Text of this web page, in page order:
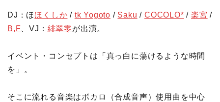
DJ：ほほくしか / tk Yogoto / Saku /COCOLO* /楽宮 /
B,F 、VJ： 緋翠零が出演。
イベント・コンセプトは「真っ白に蕩けるような時間
を」。
そこに流れる音楽はボカロ（合成音声）使用曲を中心